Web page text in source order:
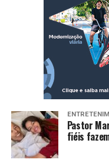
Pastor
fiéis